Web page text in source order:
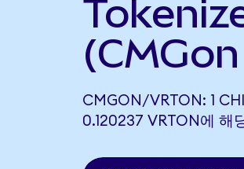
CMGON/VRTON: 1
0.120237 VRTON에 해